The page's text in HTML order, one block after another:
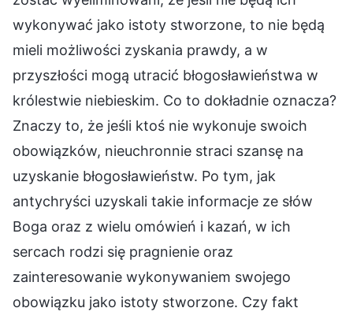
wykonywać jako istoty stworzone, to nie będą
mieli możliwości zyskania prawdy, a w
przyszłości mogą utracić błogosławieństwa w
królestwie niebieskim. Co to dokładnie oznacza?
Znaczy to, że jeśli ktoś nie wykonuje swoich
obowiązków, nieuchronnie straci szansę na
uzyskanie błogosławieństw. Po tym, jak
antychryści uzyskali takie informacje ze słów
Boga oraz z wielu omówień i kazań, w ich
sercach rodzi się pragnienie oraz
zainteresowanie wykonywaniem swojego
obowiązku jako istoty stworzone. Czy fakt